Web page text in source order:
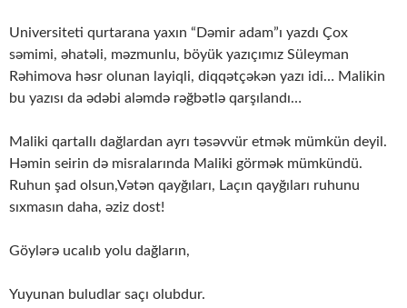
Universiteti qurtarana yaxın “Dəmir adam”ı yazdı Çox
səmimi, əhatəli, məzmunlu, böyük yazıçımız Süleyman
Rəhimova həsr olunan layiqli, diqqətçəkən yazı idi… Malikin
bu yazısı da ədəbi aləmdə rəğbətlə qarşılandı…
Maliki qartallı dağlardan ayrı təsəvvür etmək mümkün deyil.
Həmin seirin də misralarında Maliki görmək mümkündü.
Ruhun şad olsun,Vətən qayğıları, Laçın qayğıları ruhunu
sıxmasın daha, əziz dost!
Göylərə ucalıb yolu dağların,
Yuyunan buludlar saçı olubdur.